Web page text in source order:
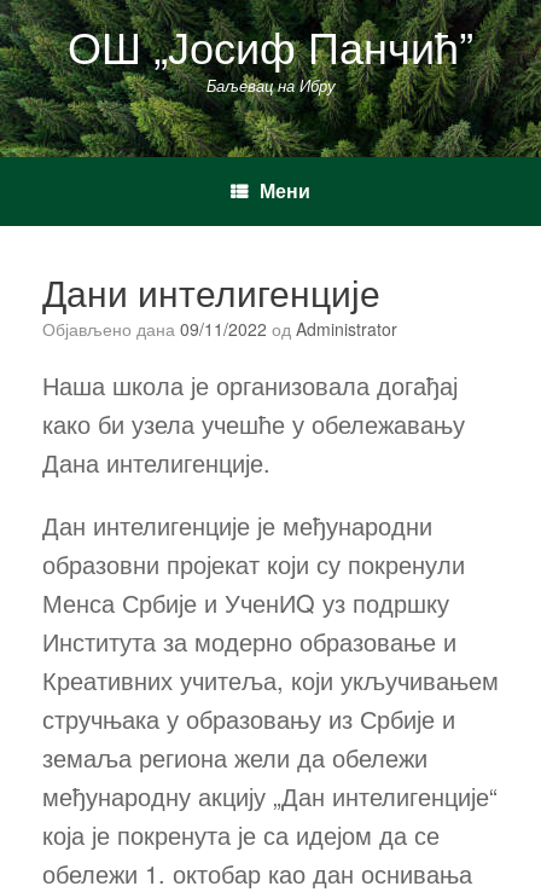
Пређи
на
садржај ОШ „Јосиф Панчић”
Баљевац на Ибру
Мени
Дани интелигенције
Објављено дана 09/11/2022 од Administrator
Наша школа је организовала догађај
како би узела учешће у обележавању
Дана интелигенције.
Дан интелигенције је међународни
образовни пројекат који су покренули
Менса Србије и УченИQ уз подршку
Института за модерно образовање и
Креативних учитеља, који укључивањем
стручњака у образовању из Србије и
земаља региона жели да обележи
међународну акцију „Дан интелигенције“
која је покренута је са идејом да се
обележи 1. октобар као дан оснивања